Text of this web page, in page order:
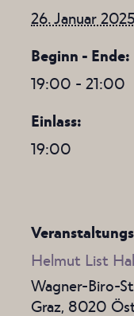
26. Januar 2025
Beginn - Ende:
19:00 - 21:00
Einlass:
19:00
Helmut List
Wagner-Biro-
Graz 8020